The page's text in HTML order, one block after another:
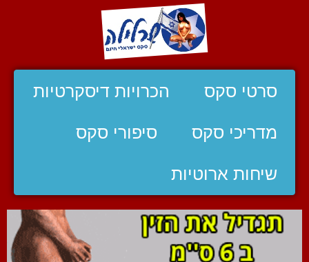
סרטי סקס הכרויות דיסקרטיות
מדריכי סקס סיפורי סקס
שיחות ארוטיות